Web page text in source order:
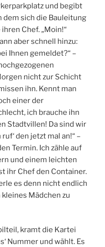
und begibt
dem sich die Bauleitung
Chef. „Moin!“
aber schnell hinzu:
Ihnen gemeldet?“ –
nicht zur Schicht
ihn. Kennt man
einer der
ich brauche ihn
Stadtvillen! Da sind wir
den jetzt mal an!“ –
Termin. Ich zähle auf
und einem leichten
ihr Chef den Container.
es denn nicht endlich
Mädchen zu
kramt die Kartei
Nummer und wählt. Es